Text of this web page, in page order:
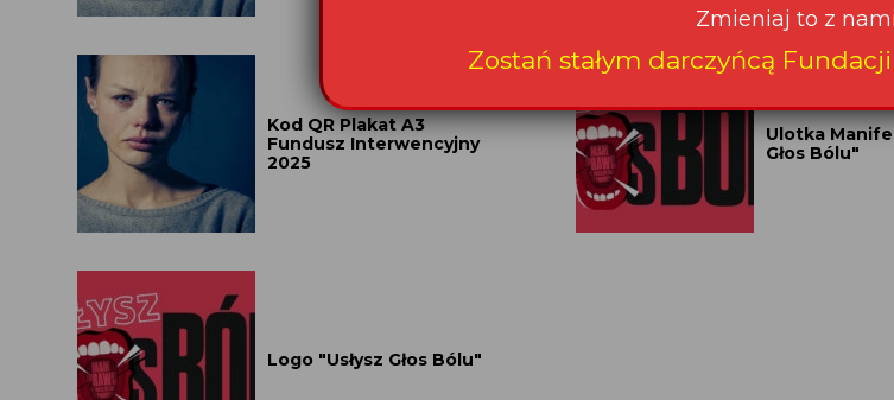
Kod QR Plakat A3
Fundusz Interwencyjny
2025
Ulotka
Głos Bólu"
Logo "Usłysz Głos Bólu"
Zmieniaj to z
Zostań stałym darczyńcą